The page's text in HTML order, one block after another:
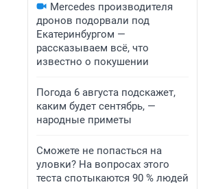
Mercedes производителя
дронов подорвали под
Екатеринбургом —
рассказываем всё, что
известно о покушении
Погода 6 августа подскажет,
каким будет сентябрь, —
народные приметы
Сможете не попасться на
уловки? На вопросах этого
теста спотыкаются 90 % людей